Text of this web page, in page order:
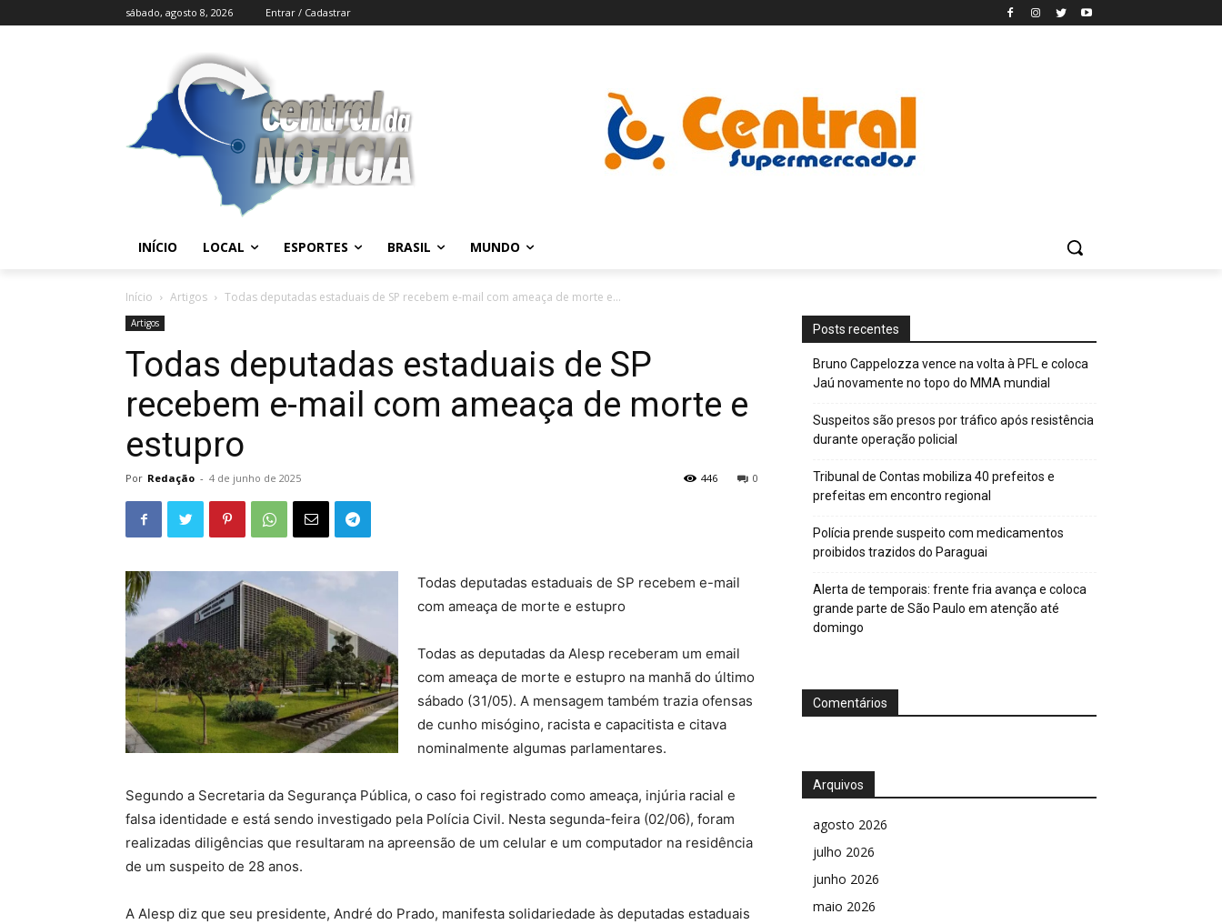
sábado, agosto 8, 2026 Entrar / Cadastrar
INÍCIO LOCAL ESPORTES BRASIL MUNDO
Início Artigos Todas deputadas estaduais de SP recebem e-mail com ameaça de morte e...
Artigos
Todas deputadas estaduais de SP
recebem e-mail com ameaça de morte e
estupro
Por Redação - 4 de junho de 2025 0
446
Todas deputadas estaduais de SP recebem e-mail
com ameaça de morte e estupro
Todas as deputadas da Alesp receberam um email
com ameaça de morte e estupro na manhã do último
sábado (31/05). A mensagem também trazia ofensas
de cunho misógino, racista e capacitista e citava
nominalmente algumas parlamentares.
Segundo a Secretaria da Segurança Pública, o caso foi registrado como ameaça, injúria racial e
falsa identidade e está sendo investigado pela Polícia Civil. Nesta segunda-feira (02/06), foram
realizadas diligências que resultaram na apreensão de um celular e um computador na residência
de um suspeito de 28 anos.
A Alesp diz que seu presidente, André do Prado, manifesta solidariedade às deputadas estaduais
Posts recentes
Bruno Cappelozza vence na volta à PFL e coloca
Jaú novamente no topo do MMA mundial
Suspeitos são presos por tráfico após resistência
durante operação policial
Tribunal de Contas mobiliza 40 prefeitos e
prefeitas em encontro regional
Polícia prende suspeito com medicamentos
proibidos trazidos do Paraguai
Alerta de temporais: frente fria avança e coloca
grande parte de São Paulo em atenção até
domingo
Comentários
Arquivos
agosto 2026
julho 2026
junho 2026
maio 2026